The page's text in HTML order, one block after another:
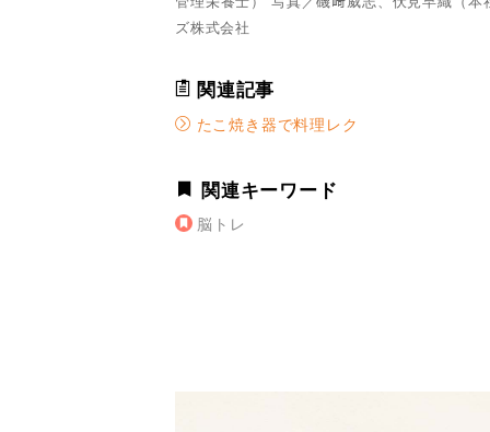
ズ株式会社
関連記事
たこ焼き器で料理レク
関連キーワード
脳トレ